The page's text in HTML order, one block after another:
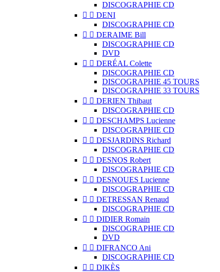
DISCOGRAPHIE CD
  DENI
DISCOGRAPHIE CD
  DERAIME Bill
DISCOGRAPHIE CD
DVD
  DERÉAL Colette
DISCOGRAPHIE CD
DISCOGRAPHIE 45 TOURS
DISCOGRAPHIE 33 TOURS
  DERIEN Thibaut
DISCOGRAPHIE CD
  DESCHAMPS Lucienne
DISCOGRAPHIE CD
  DESJARDINS Richard
DISCOGRAPHIE CD
  DESNOS Robert
DISCOGRAPHIE CD
  DESNOUES Lucienne
DISCOGRAPHIE CD
  DETRESSAN Renaud
DISCOGRAPHIE CD
  DIDIER Romain
DISCOGRAPHIE CD
DVD
  DIFRANCO Ani
DISCOGRAPHIE CD
  DIKÈS